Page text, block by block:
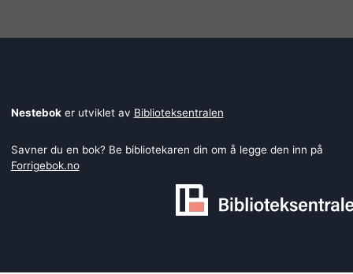
Nesteboker utviklet av Biblioteksentralen
Savner du en bok? Be bibliotekaren din om å legge den inn på
Forrigebok.no